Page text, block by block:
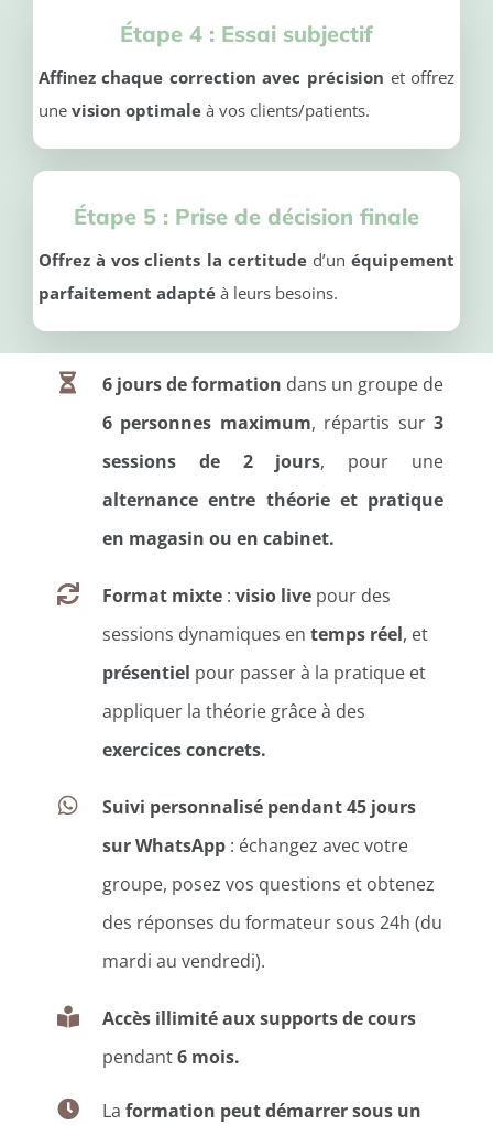
Étape 4 : Essai subjectif
Affinez chaque correction avec précision et offrez
une vision optimaleà vos clients/patients.
Étape 5 : Prise de décision finale
Offrez à vos clients la certituded’unéquipement
parfaitement adaptéà leurs besoins.
6 jours de formation dans un groupe de
6 personnes maximum, répartis sur3
sessions de 2 jours, pour une
alternance entre théorie et pratique
en magasin ou en cabinet.
Format mixte: visio livepour des
sessions dynamiques en temps réel, et
présentiel pour passer à la pratique et
appliquer la théorie grâce à des
exercices concrets.
Suivi personnalisé pendant 45 jours
sur WhatsApp: échangez avec votre
groupe, posez vos questions et obtenez
des réponses du formateur sous 24h (du
mardi au vendredi).
Accès illimité aux supports de cours
pendant6 mois.
La formation peut démarrer sous un